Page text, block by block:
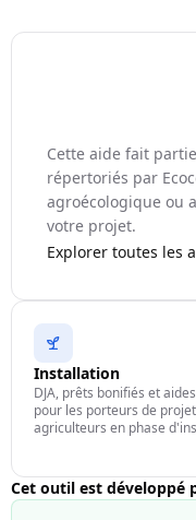
Cette aide fait
répertoriés par
agroécologique ou
votre projet.
Explorer toutes les
Installation
DJA, prêts bonifiés et
pour les porteurs de
agriculteurs en phase
Cet outil est développé